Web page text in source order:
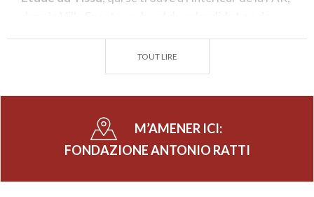
Côme.
En plus d'un emplacement magnifique et du Musée
contemporain, très fournie, née comme un
instrument d'études et de recherche pour le
personnel de la Fondation, mais également ouverte
au public depuis 2010 pour les prêts de livres. La
TOUT LIRE
M’AMENER ICI:
FONDAZIONE ANTONIO RATTI